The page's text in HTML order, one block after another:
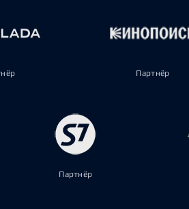
Партнёр
Партнёр